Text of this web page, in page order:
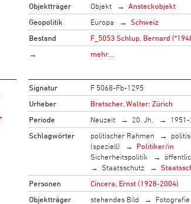
Objektträger
Objekt
Ansteckobjekt
Geopolitik
Europa
Schweiz
Bestand
F_5053 Schlup, Bernard
→
mehr…
Signatur
F 5068-Fb-1295
Urheber
Bretscher, Walter: Zürich
Periode
Neuzeit 20. Jh.
Schlagwörter
politischer Rahmen
(speziell)
Politiker/in
Sicherheitspolitik
Staatsschutz
Personen
Cincera, Ernst (1928-2004)
Objektträger
stehendes Bild Fotografie